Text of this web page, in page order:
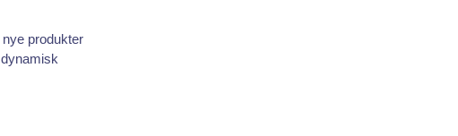
produkter